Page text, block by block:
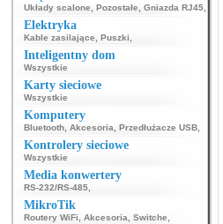
Układy scalone Pozostałe Gniazda RJ45
Elektryka
Kable zasilające Puszki
Inteligentny dom
Wszystkie
Karty sieciowe
Wszystkie
Komputery
Bluetooth Akcesoria Przedłużacze USB
Kontrolery sieciowe
Wszystkie
Media konwertery
RS-232/RS-485
MikroTik
Routery WiFi Akcesoria Switche